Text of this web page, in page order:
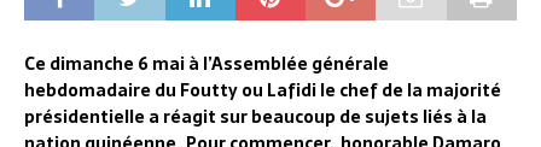
Ce dimanche 6 mai à l’Assemblée générale
hebdomadaire du Foutty ou Lafidi le chef de la majorité
présidentielle a réagit sur beaucoup de sujets liés à la